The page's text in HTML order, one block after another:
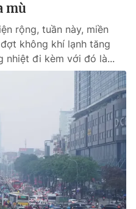
mù
rộng, tuần này, miền
không khí lạnh tăng
nhiệt đi kèm với đó là...